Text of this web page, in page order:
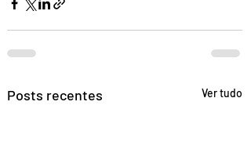
Posts recentes Ver tudo